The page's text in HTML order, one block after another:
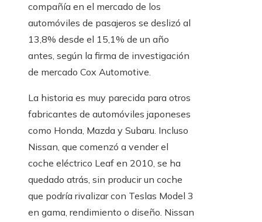
compañía en el mercado de los
automóviles de pasajeros se deslizó al
13,8% desde el 15,1% de un año
antes, según la firma de investigación
de mercado Cox Automotive.
La historia es muy parecida para otros
fabricantes de automóviles japoneses
como Honda, Mazda y Subaru. Incluso
Nissan, que comenzó a vender el
coche eléctrico Leaf en 2010, se ha
quedado atrás, sin producir un coche
que podría rivalizar con Teslas Model 3
en gama, rendimiento o diseño. Nissan